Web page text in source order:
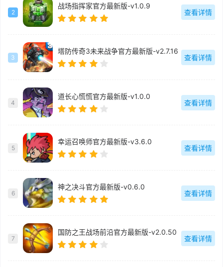
2
战场指挥家官方最新版-v1.0.9
查看详情
3
塔防传奇3未来战争官方最新版-v2.7.16
查看详情
4
道长心慌慌官方最新版-v1.0.0
查看详情
5
幸运召唤师官方最新版-v3.6.0
查看详情
6
神之决斗官方最新版-v0.6.0
查看详情
7
国防之王战场前沿官方最新版-v2.0.50
查看详情